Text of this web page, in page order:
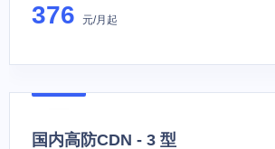
376 元/月起
国内高防CDN - 3 型